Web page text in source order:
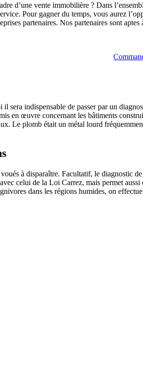
d’une vente immobilière ? Dans
Pour gagner du temps, vous aurez
partenaires. Nos partenaires sont
sera indispensable de passer par un
en œuvre concernant les bâtiments
Le plomb était un métal lourd
à disparaître. Facultatif, le diagnostic
celui de la Loi Carrez, mais permet aussi
dans les régions humides, on